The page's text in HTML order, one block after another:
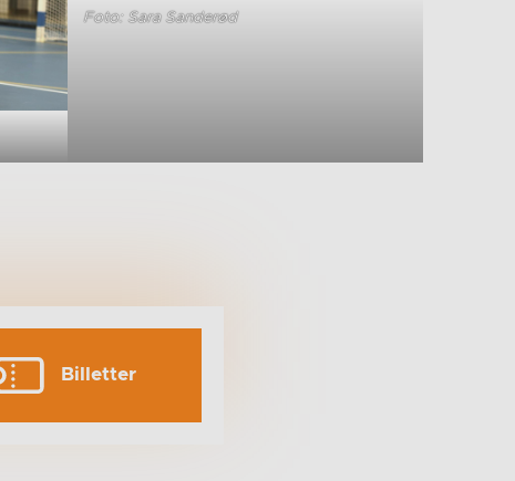
Foto: Sara Sanderød
Billetter